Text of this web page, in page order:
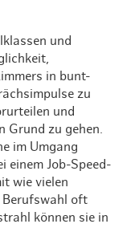
und
in bunt-
zu
und
Grund zu gehen.
im Umgang
einem Job-Speed-
wie vielen
Berufswahl oft
können sie in